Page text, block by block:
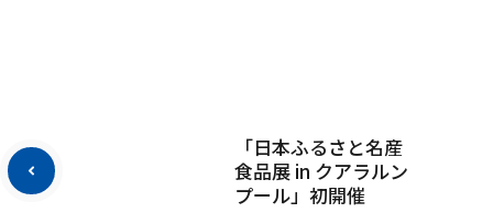
「日本ふるさと名産
食品展 in クアラルン
プール」初開催